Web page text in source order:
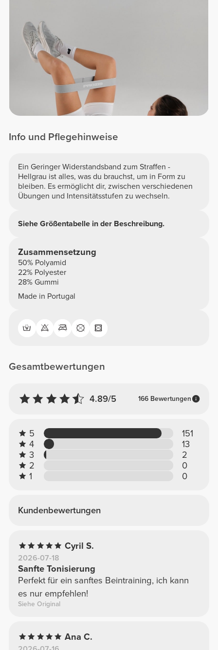
Info und Pflegehinweise
Ein Geringer Widerstandsband zum Straffen -
Hellgrau ist alles, was du brauchst, um in Form zu
bleiben. Es ermöglicht dir, zwischen verschiedenen
Übungen und Intensitätsstufen zu wechseln.
Siehe Größentabelle in der Beschreibung.
Zusammensetzung
50% Polyamid
22% Polyester
28% Gummi
Made in Portugal
Gesamtbewertungen
4.89/5 166 Bewertungen
5
151
4
13
3
2
2
0
1
0
Kundenbewertungen
Cyril S.
2026-07-18
Sanfte Tonisierung
Perfekt für ein sanftes Beintraining, ich kann
es nur empfehlen!
Siehe Original
Ana C.